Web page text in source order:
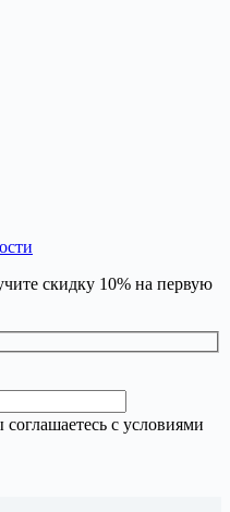
скидку 10% на первую
с условиями